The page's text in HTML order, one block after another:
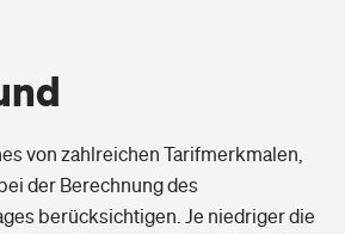
von zahlreichen Tarifmerkmalen,
der Berechnung des
berücksichtigen. Je niedriger die